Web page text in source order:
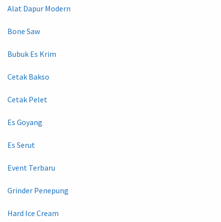
Alat Dapur Modern
Bone Saw
Bubuk Es Krim
Cetak Bakso
Cetak Pelet
Es Goyang
Es Serut
Event Terbaru
Grinder Penepung
Hard Ice Cream